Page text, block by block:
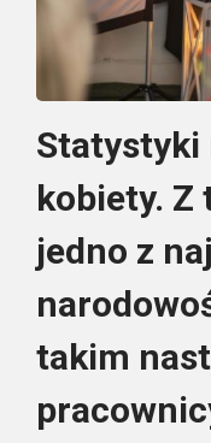
Statystyki
kobiety. Z
jedno z
takim